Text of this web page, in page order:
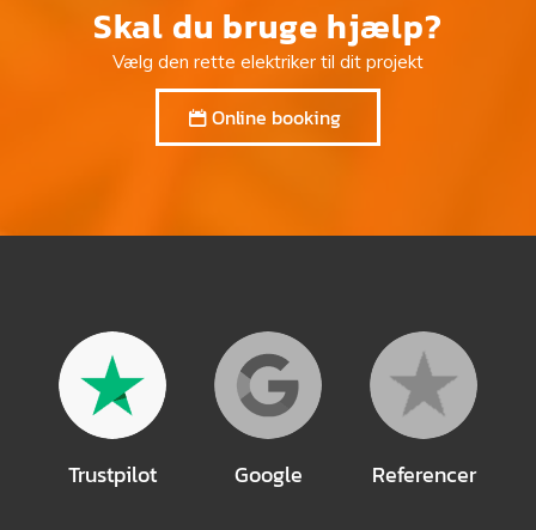
Skal du bruge hjælp?
Vælg den rette elektriker til dit projekt
Online booking
Trustpilot Google Referencer